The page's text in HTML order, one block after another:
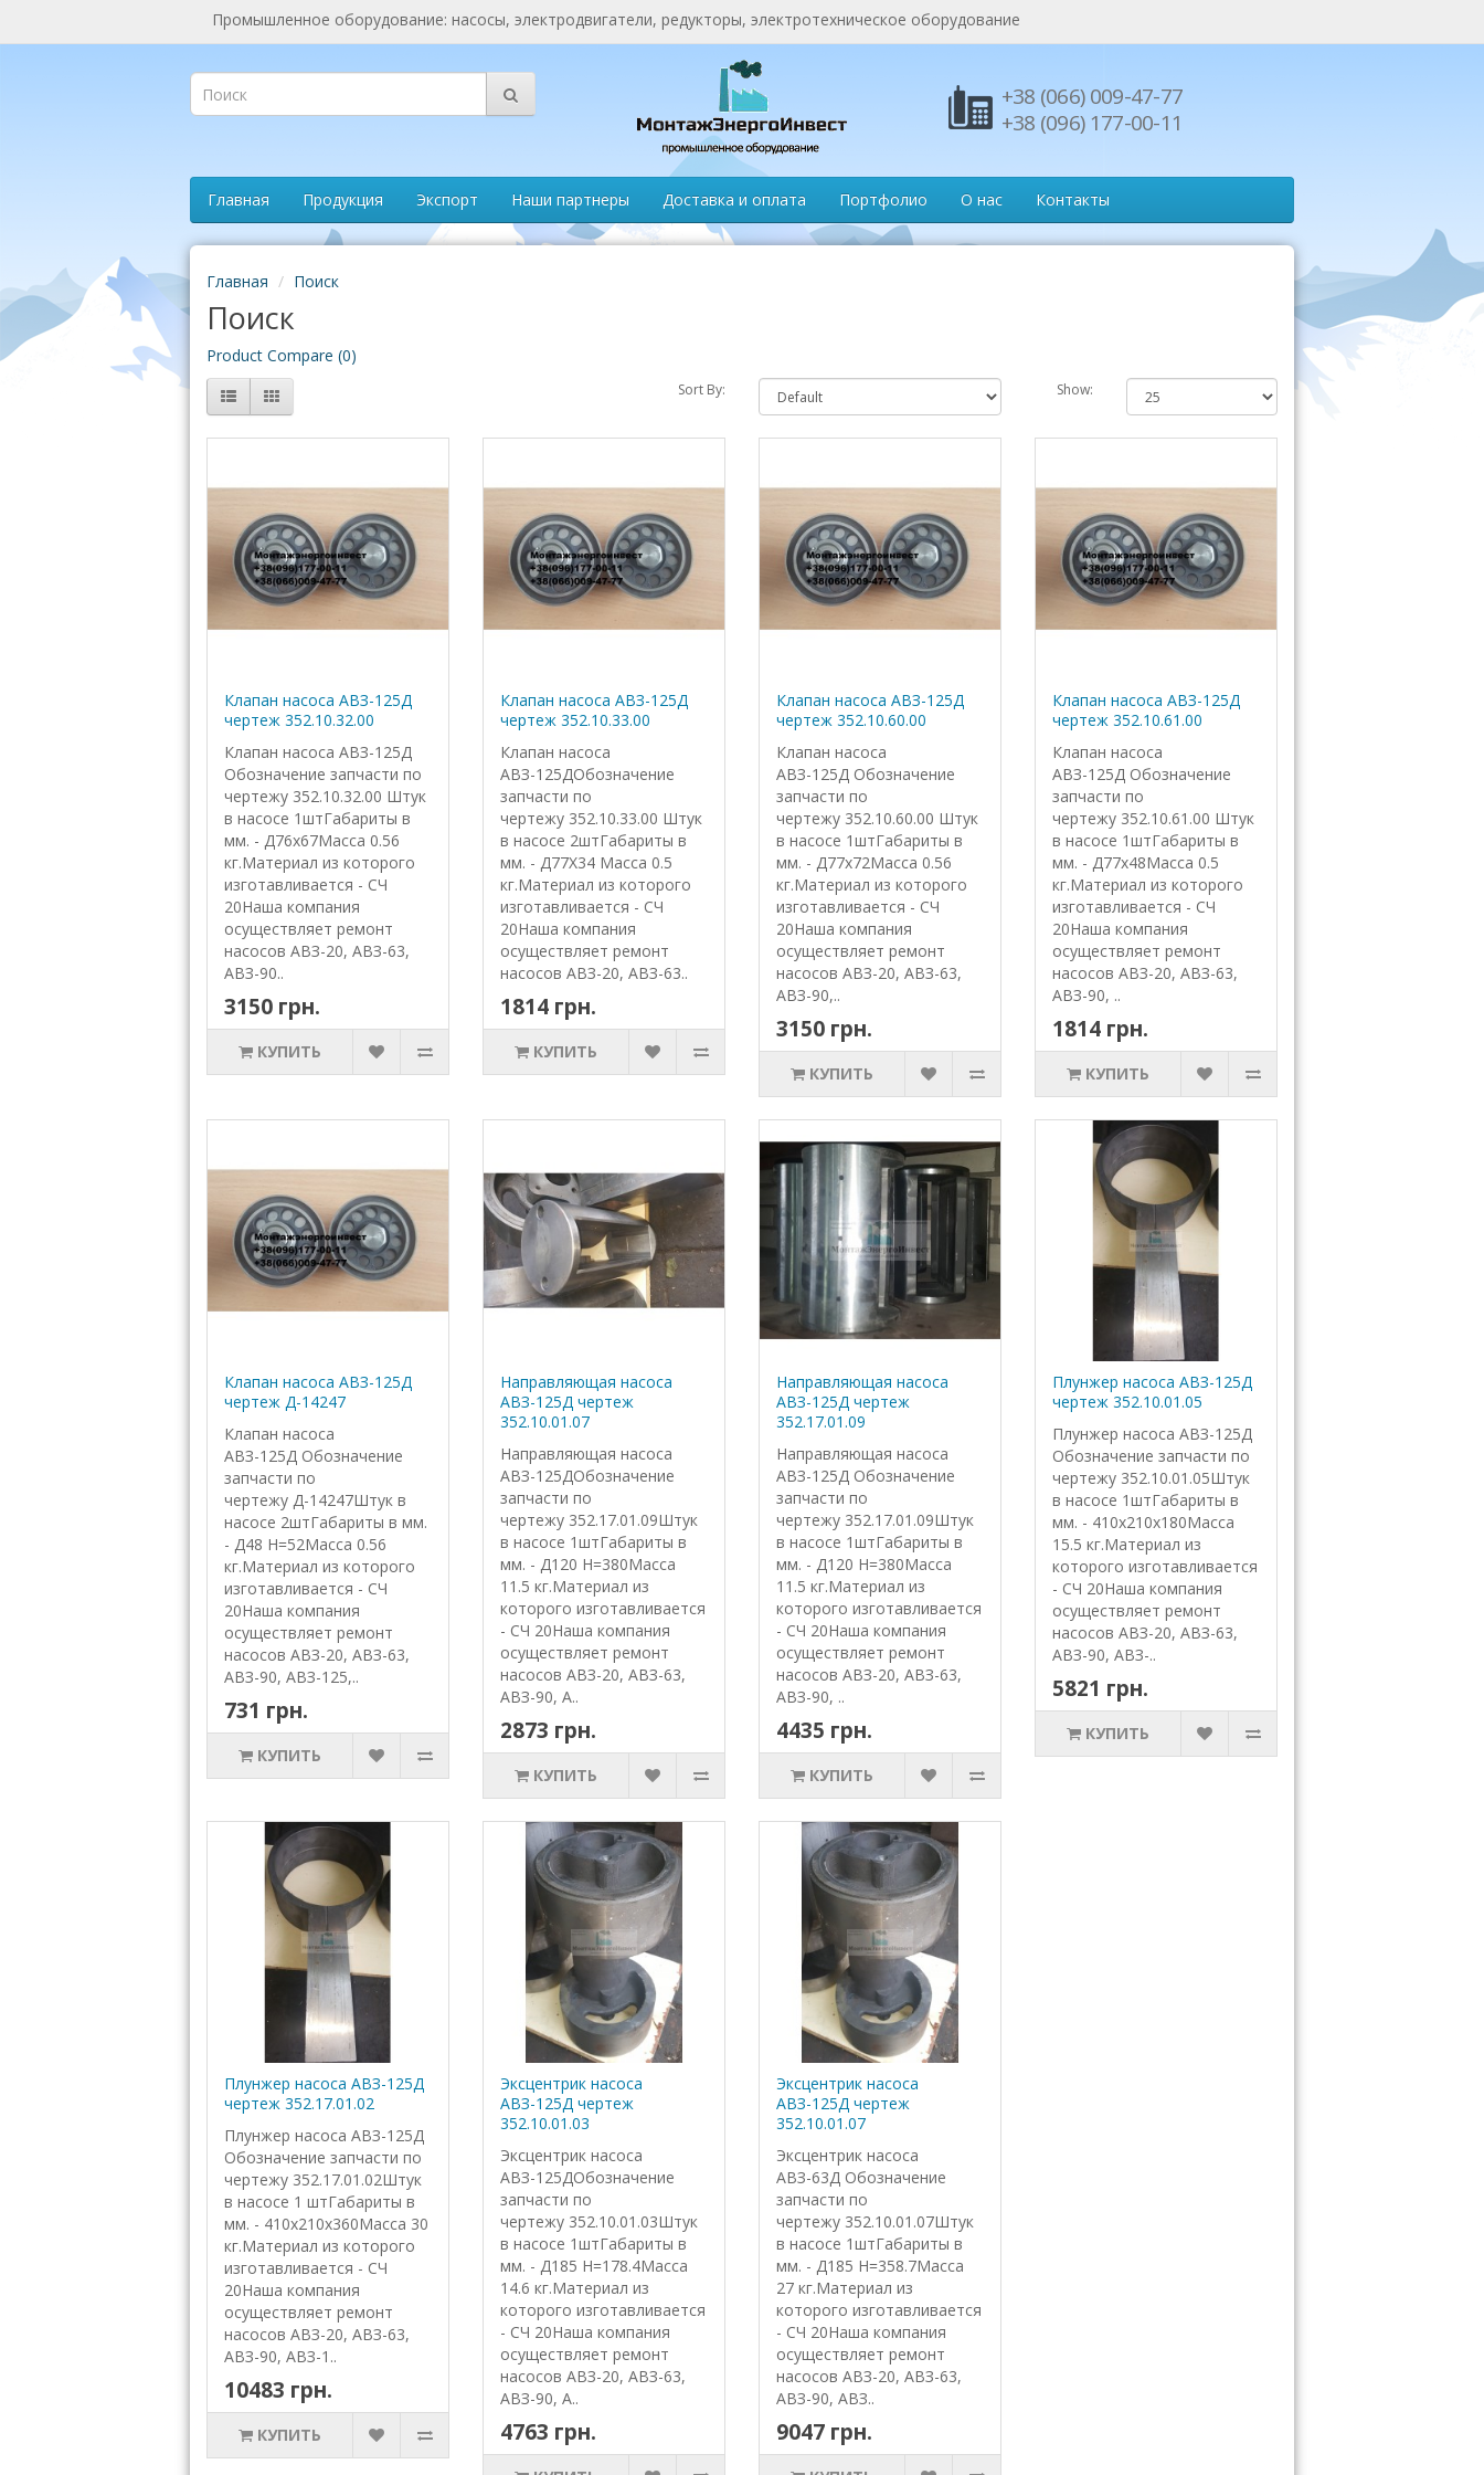
Промышленное оборудование: насосы, электродвигатели, редукторы, электротехническое оборудование
+38 (066) 009-47-77
+38 (096) 177-00-11
Главная Продукция Экспорт Наши партнеры Доставка и оплата Портфолио О нас Контакты
Главная Поиск
Поиск
Product Compare (0)
Sort By: Show:
Клапан насоса АВЗ-125Д
чертеж 352.10.32.00
Клапан насоса АВЗ-125Д
Обозначение запчасти по
чертежу 352.10.32.00 Штук
в насосе 1штГабариты в
мм. - Д76х67Масса 0.56
кг.Материал из которого
изготавливается - СЧ
20Наша компания
осуществляет ремонт
насосов АВЗ-20, АВЗ-63,
АВЗ-90..
3150 грн.
КУПИТЬ
Клапан насоса АВЗ-125Д
чертеж 352.10.33.00
Клапан насоса
АВЗ-125ДОбозначение
запчасти по
чертежу 352.10.33.00 Штук
в насосе 2штГабариты в
мм. - Д77Х34 Масса 0.5
кг.Материал из которого
изготавливается - СЧ
20Наша компания
осуществляет ремонт
насосов АВЗ-20, АВЗ-63..
1814 грн.
КУПИТЬ
Клапан насоса АВЗ-125Д
чертеж 352.10.60.00
Клапан насоса
АВЗ-125Д Обозначение
запчасти по
чертежу 352.10.60.00 Штук
в насосе 1штГабариты в
мм. - Д77х72Масса 0.56
кг.Материал из которого
изготавливается - СЧ
20Наша компания
осуществляет ремонт
насосов АВЗ-20, АВЗ-63,
АВЗ-90,..
3150 грн.
КУПИТЬ
Клапан насоса АВЗ-125Д
чертеж 352.10.61.00
Клапан насоса
АВЗ-125Д Обозначение
запчасти по
чертежу 352.10.61.00 Штук
в насосе 1штГабариты в
мм. - Д77х48Масса 0.5
кг.Материал из которого
изготавливается - СЧ
20Наша компания
осуществляет ремонт
насосов АВЗ-20, АВЗ-63,
АВЗ-90, ..
1814 грн.
КУПИТЬ
Клапан насоса АВЗ-125Д
чертеж Д-14247
Клапан насоса
АВЗ-125Д Обозначение
запчасти по
чертежу Д-14247Штук в
насосе 2штГабариты в мм.
- Д48 Н=52Масса 0.56
кг.Материал из которого
изготавливается - СЧ
20Наша компания
осуществляет ремонт
насосов АВЗ-20, АВЗ-63,
АВЗ-90, АВЗ-125,..
731 грн.
КУПИТЬ
Направляющая насоса
АВЗ-125Д чертеж
352.10.01.07
Направляющая насоса
АВЗ-125ДОбозначение
запчасти по
чертежу 352.17.01.09Штук
в насосе 1штГабариты в
мм. - Д120 Н=380Масса
11.5 кг.Материал из
которого изготавливается
- СЧ 20Наша компания
осуществляет ремонт
насосов АВЗ-20, АВЗ-63,
АВЗ-90, А..
2873 грн.
КУПИТЬ
Направляющая насоса
АВЗ-125Д чертеж
352.17.01.09
Направляющая насоса
АВЗ-125Д Обозначение
запчасти по
чертежу 352.17.01.09Штук
в насосе 1штГабариты в
мм. - Д120 Н=380Масса
11.5 кг.Материал из
которого изготавливается
- СЧ 20Наша компания
осуществляет ремонт
насосов АВЗ-20, АВЗ-63,
АВЗ-90, ..
4435 грн.
КУПИТЬ
Плунжер насоса АВЗ-125Д
чертеж 352.10.01.05
Плунжер насоса АВЗ-125Д
Обозначение запчасти по
чертежу 352.10.01.05Штук
в насосе 1штГабариты в
мм. - 410х210х180Масса
15.5 кг.Материал из
которого изготавливается
- СЧ 20Наша компания
осуществляет ремонт
насосов АВЗ-20, АВЗ-63,
АВЗ-90, АВЗ-..
5821 грн.
КУПИТЬ
Плунжер насоса АВЗ-125Д
чертеж 352.17.01.02
Плунжер насоса АВЗ-125Д
Обозначение запчасти по
чертежу 352.17.01.02Штук
в насосе 1 штГабариты в
мм. - 410х210х360Масса 30
кг.Материал из которого
изготавливается - СЧ
20Наша компания
осуществляет ремонт
насосов АВЗ-20, АВЗ-63,
АВЗ-90, АВЗ-1..
10483 грн.
КУПИТЬ
Эксцентрик насоса
АВЗ-125Д чертеж
352.10.01.03
Эксцентрик насоса
АВЗ-125ДОбозначение
запчасти по
чертежу 352.10.01.03Штук
в насосе 1штГабариты в
мм. - Д185 Н=178.4Масса
14.6 кг.Материал из
которого изготавливается
- СЧ 20Наша компания
осуществляет ремонт
насосов АВЗ-20, АВЗ-63,
АВЗ-90, А..
4763 грн.
Эксцентрик насоса
АВЗ-125Д чертеж
352.10.01.07
Эксцентрик насоса
АВЗ-63Д Обозначение
запчасти по
чертежу 352.10.01.07Штук
в насосе 1штГабариты в
мм. - Д185 Н=358.7Масса
27 кг.Материал из
которого изготавливается
- СЧ 20Наша компания
осуществляет ремонт
насосов АВЗ-20, АВЗ-63,
АВЗ-90, АВЗ..
9047 грн.